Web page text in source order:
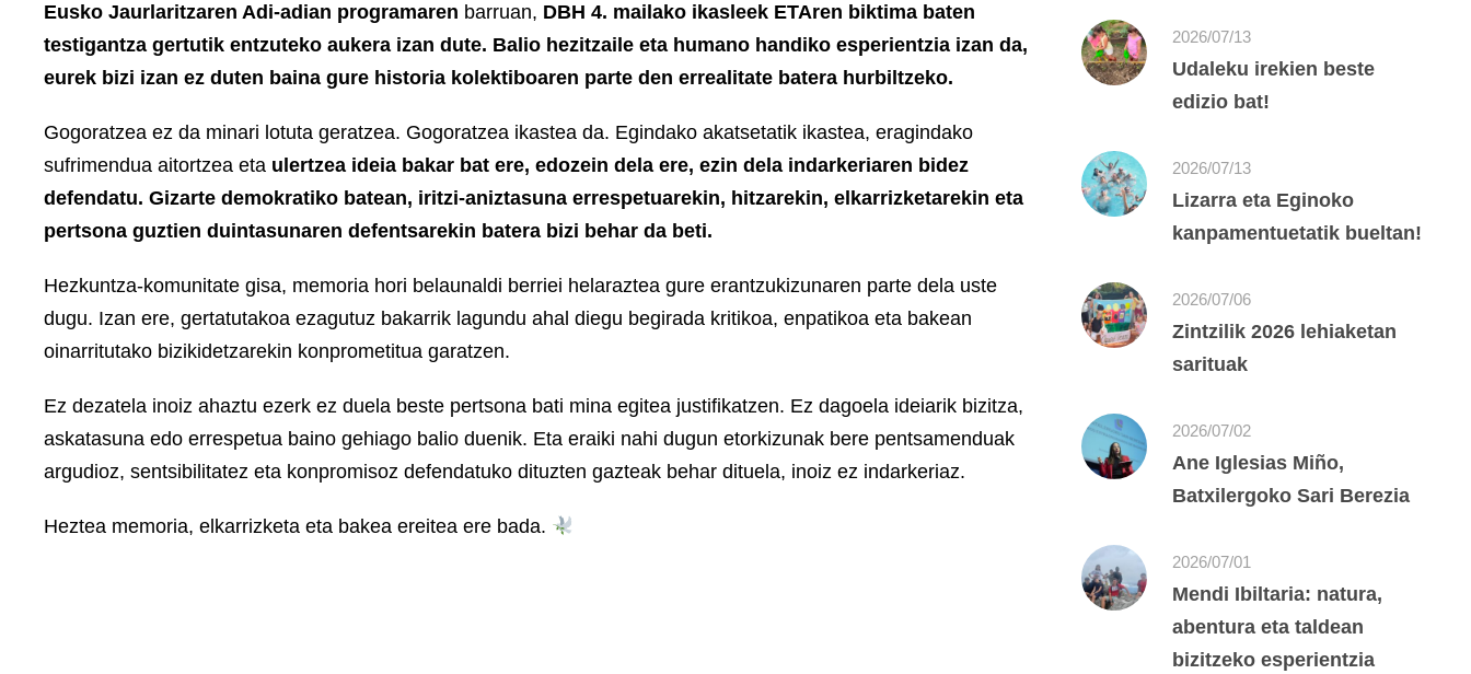
Eusko Jaurlaritzaren Adi-adian programaren barruan, DBH 4. mailako ikasleek ETAren biktima baten
testigantza gertutik entzuteko aukera izan dute. Balio hezitzaile eta humano handiko esperientzia izan da,
eurek bizi izan ez duten baina gure historia kolektiboaren parte den errealitate batera hurbiltzeko.
Gogoratzea ez da minari lotuta geratzea. Gogoratzea ikastea da. Egindako akatsetatik ikastea, eragindako
sufrimendua aitortzea eta ulertzea ideia bakar bat ere, edozein dela ere, ezin dela indarkeriaren bidez
defendatu. Gizarte demokratiko batean, iritzi-aniztasuna errespetuarekin, hitzarekin, elkarrizketarekin eta
pertsona guztien duintasunaren defentsarekin batera bizi behar da beti.
Hezkuntza-komunitate gisa, memoria hori belaunaldi berriei helaraztea gure erantzukizunaren parte dela uste
dugu. Izan ere, gertatutakoa ezagutuz bakarrik lagundu ahal diegu begirada kritikoa, enpatikoa eta bakean
oinarritutako bizikidetzarekin konprometitua garatzen.
Ez dezatela inoiz ahaztu ezerk ez duela beste pertsona bati mina egitea justifikatzen. Ez dagoela ideiarik bizitza,
askatasuna edo errespetua baino gehiago balio duenik. Eta eraiki nahi dugun etorkizunak bere pentsamenduak
argudioz, sentsibilitatez eta konpromisoz defendatuko dituzten gazteak behar dituela, inoiz ez indarkeriaz.
Heztea memoria, elkarrizketa eta bakea ereitea ere bada.
2026/07/13
Udaleku irekien beste
edizio bat!
2026/07/13
Lizarra eta Eginoko
kanpamentuetatik bueltan!
2026/07/06
Zintzilik 2026 lehiaketan
sarituak
2026/07/02
Ane Iglesias Miño,
Batxilergoko Sari Berezia
2026/07/01
Mendi Ibiltaria: natura,
abentura eta taldean
bizitzeko esperientzia